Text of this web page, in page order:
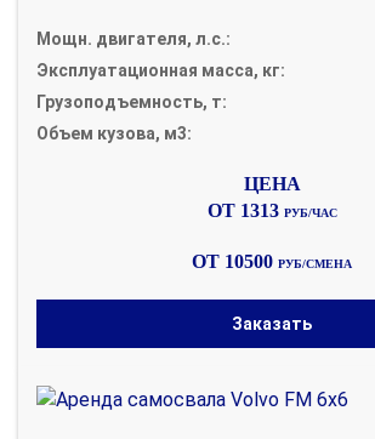
Мощн. двигателя, л.с.:
Эксплуатационная масса, кг:
Грузоподъемность, т:
Объем кузова, м3:
ОТ 1313 РУБ/ЧАС
ОТ 10500 РУБ/СМЕНА
Заказать